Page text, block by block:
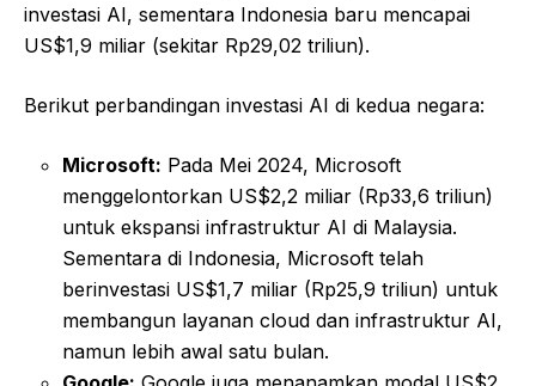
investasi AI, sementara Indonesia baru mencapai
US$1,9 miliar (sekitar Rp29,02 triliun).
Berikut perbandingan investasi AI di kedua negara:
Microsoft: Pada Mei 2024, Microsoft
menggelontorkan US$2,2 miliar (Rp33,6 triliun)
untuk ekspansi infrastruktur AI di Malaysia.
Sementara di Indonesia, Microsoft telah
berinvestasi US$1,7 miliar (Rp25,9 triliun) untuk
membangun layanan cloud dan infrastruktur AI,
namun lebih awal satu bulan.